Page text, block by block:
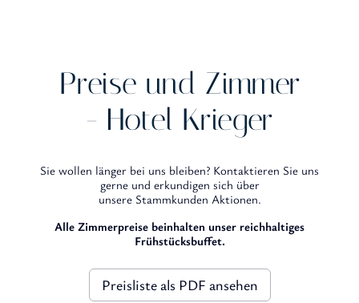
Preise und Zimmer
- Hotel Krieger
Sie wollen länger bei uns bleiben? Kontaktieren Sie uns
gerne und erkundigen sich über
unsere Stammkunden Aktionen.
Alle Zimmerpreise beinhalten unser reichhaltiges
Frühstücksbuffet.
Preisliste als PDF ansehen